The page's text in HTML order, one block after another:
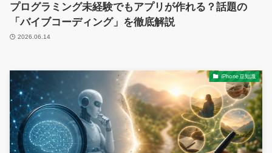
プログラミング未経験でもアプリが作れる？話題の
「バイブコーディング」を徹底解説
2026.06.14
iPhone豆知識